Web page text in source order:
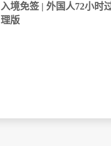
入境免签 | 外国人72小时
理版